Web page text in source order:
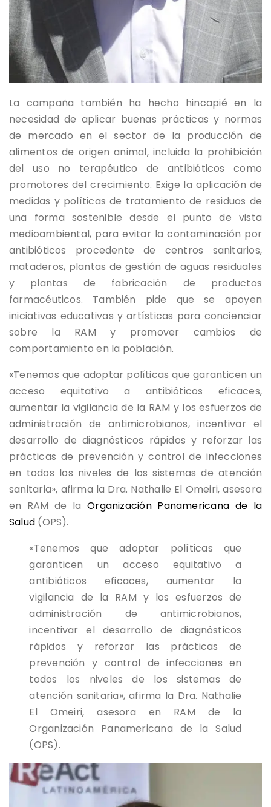
La campaña también ha hecho hincapié en la
necesidad de aplicar buenas prácticas y normas
de mercado en el sector de la producción de
alimentos de origen animal, incluida la prohibición
del uso no terapéutico de antibióticos como
promotores del crecimiento. Exige la aplicación de
medidas y políticas de tratamiento de residuos de
una forma sostenible desde el punto de vista
medioambiental, para evitar la contaminación por
antibióticos procedente de centros sanitarios,
mataderos, plantas de gestión de aguas residuales
y plantas de fabricación de productos
farmacéuticos. También pide que se apoyen
iniciativas educativas y artísticas para concienciar
sobre la RAM y promover cambios de
comportamiento en la población.
«Tenemos que adoptar políticas que garanticen un
acceso equitativo a antibióticos eficaces,
aumentar la vigilancia de la RAM y los esfuerzos de
administración de antimicrobianos, incentivar el
desarrollo de diagnósticos rápidos y reforzar las
prácticas de prevención y control de infecciones
en todos los niveles de los sistemas de atención
sanitaria», afirma la Dra. Nathalie El Omeiri, asesora
en RAM de laOrganización Panamericana de la
Salud (OPS).
«Tenemos que adoptar políticas que
garanticen un acceso equitativo a
antibióticos eficaces, aumentar la
vigilancia de la RAM y los esfuerzos de
administración de antimicrobianos,
incentivar el desarrollo de diagnósticos
rápidos y reforzar las prácticas de
prevención y control de infecciones en
todos los niveles de los sistemas de
atención sanitaria», afirma la Dra. Nathalie
El Omeiri, asesora en RAM de la
Organización Panamericana de la Salud
(OPS).